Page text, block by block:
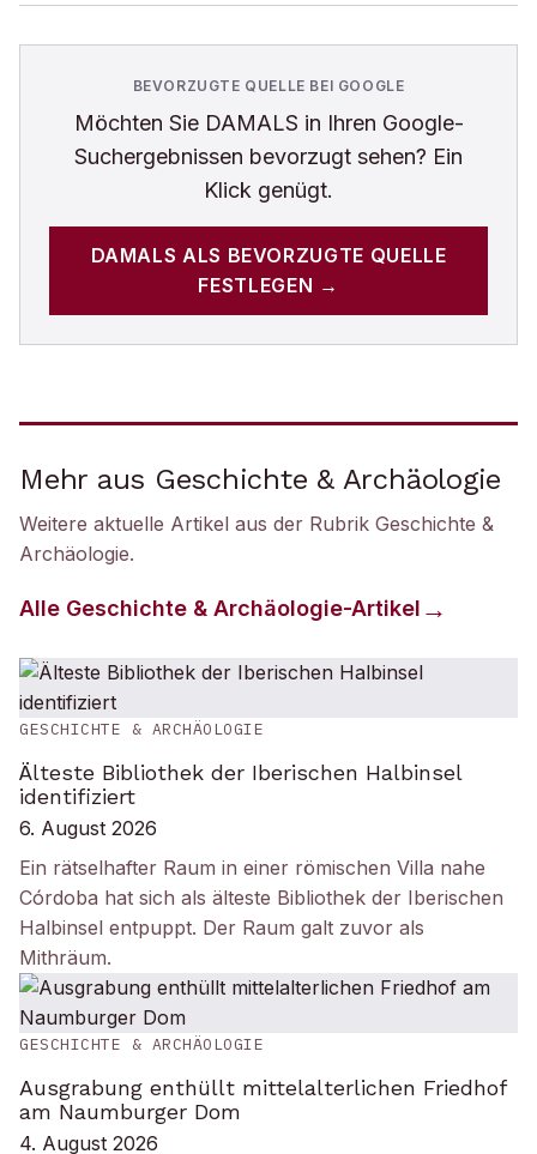
BEVORZUGTE QUELLE BEI GOOGLE
Möchten Sie DAMALS in Ihren Google-
Suchergebnissen bevorzugt sehen? Ein
Klick genügt.
DAMALS ALS BEVORZUGTE QUELLE
FESTLEGEN →
Mehr aus Geschichte & Archäologie
Weitere aktuelle Artikel aus der Rubrik Geschichte &
Archäologie.
Alle Geschichte & Archäologie-Artikel
GESCHICHTE & ARCHÄOLOGIE
Älteste Bibliothek der Iberischen Halbinsel
identifiziert
6. August 2026
Ein rätselhafter Raum in einer römischen Villa nahe
Córdoba hat sich als älteste Bibliothek der Iberischen
Halbinsel entpuppt. Der Raum galt zuvor als
Mithräum.
GESCHICHTE & ARCHÄOLOGIE
Ausgrabung enthüllt mittelalterlichen Friedhof
am Naumburger Dom
4. August 2026